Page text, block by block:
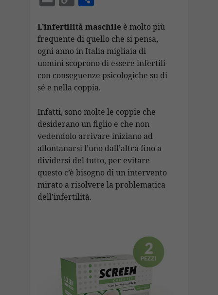
e
b
o
o
k
at
s
A
p
p
gr
a
m
e
dI
n
p
c
h
at
ai
l
p
y
Li
n
k
n
di
vi
di
L’infertilità maschileè molto più
frequente di quello che si pensa,
ogni anno in Italia migliaia di
uomini scoprono di essere infertili
con conseguenze psicologiche su di
sé e nella coppia.
Infatti, sono molte le coppie che
desiderano un figlio e che non
vedendolo arrivare iniziano ad
allontanarsi l’uno dall’altra fino a
dividersi del tutto, per evitare
questo c’è bisogno di un intervento
mirato a risolvere la problematica
dell’infertilità.